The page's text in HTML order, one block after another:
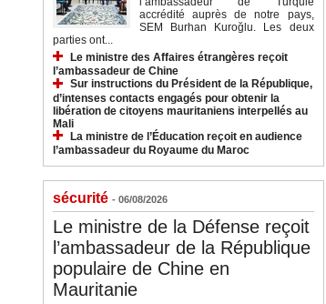
accrédité auprès de notre pays,
SEM Burhan Kuroğlu. Les deux
parties ont...
Le ministre des Affaires étrangères reçoit
l’ambassadeur de Chine
Sur instructions du Président de la République,
d’intenses contacts engagés pour obtenir la
libération de citoyens mauritaniens interpellés au
Mali
La ministre de l’Éducation reçoit en audience
l’ambassadeur du Royaume du Maroc
sécurité - 06/08/2026
Le ministre de la Défense reçoit
l’ambassadeur de la République
populaire de Chine en
Mauritanie